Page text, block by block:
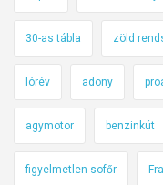
30-as tábla zöld
lórév adony
agymotor benzinkút
figyelmetlen sofőr